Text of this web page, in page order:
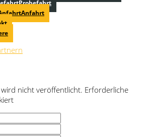
Probefahrt
Anfahrt
nicht veröffentlicht. Erforderliche